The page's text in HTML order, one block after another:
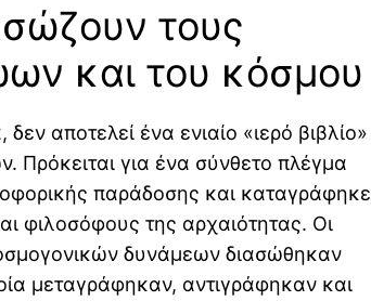
τους
και του κόσμου
αποτελεί ένα ενιαίο «ιερό βιβλίο»
Πρόκειται για ένα σύνθετο πλέγμα
παράδοσης και καταγράφηκε
φιλοσόφους της αρχαιότητας. Οι
δυνάμεων διασώθηκαν
μεταγράφηκαν, αντιγράφηκαν και